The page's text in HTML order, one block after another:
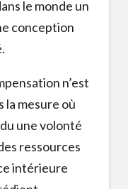
le monde un
conception
n’est
la mesure où
une volonté
ressources
intérieure